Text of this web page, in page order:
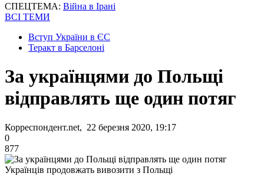
СПЕЦТЕМА: Війна в Ірані
ВСІ ТЕМИ
Вступ України в ЄС
Теракт в Барселоні
За українцями до Польщі
відправлять ще один потяг
Корреспондент.net, 22 березня 2020, 19:17
0
877
Українців продовжать вивозити з Польщі